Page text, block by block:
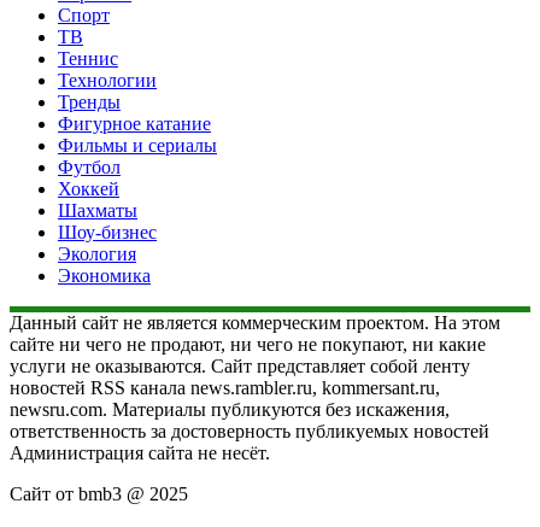
Спорт
ТВ
Теннис
Технологии
Тренды
Фигурное катание
Фильмы и сериалы
Футбол
Хоккей
Шахматы
Шоу-бизнес
Экология
Экономика
Данный сайт не является коммерческим проектом. На этом
сайте ни чего не продают, ни чего не покупают, ни какие
услуги не оказываются. Сайт представляет собой ленту
новостей RSS канала news.rambler.ru, kommersant.ru,
newsru.com. Материалы публикуются без искажения,
ответственность за достоверность публикуемых новостей
Администрация сайта не несёт.
Сайт от bmb3 @ 2025